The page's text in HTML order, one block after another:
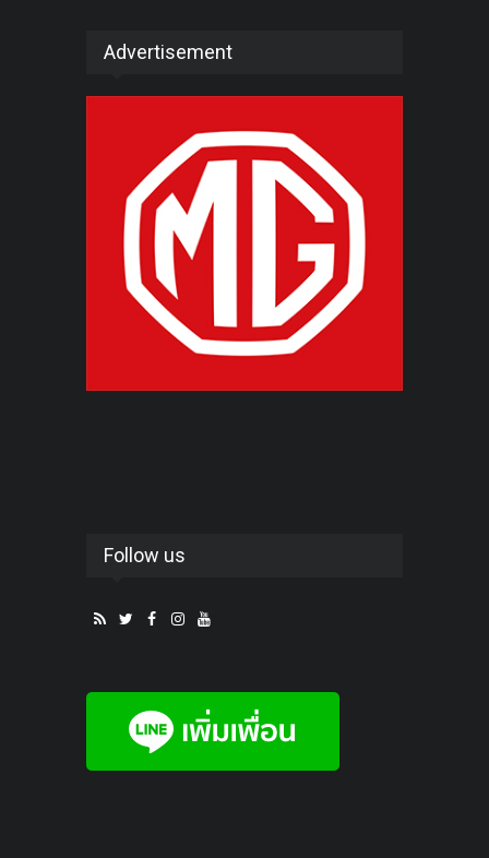
Advertisement
Follow us